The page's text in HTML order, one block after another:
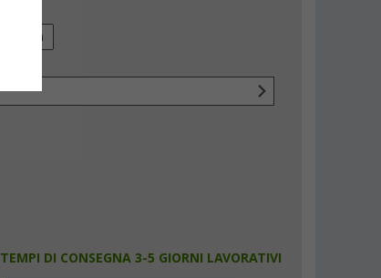
32 mm
TEMPI DI CONSEGNA 3-5 GIORNI LAVORATIVI